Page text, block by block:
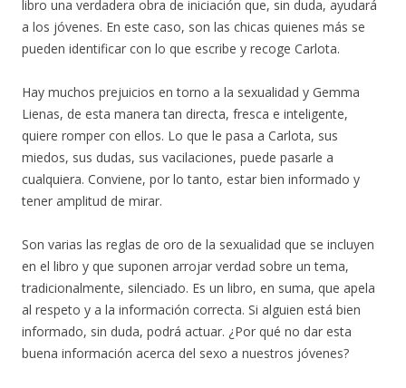
libro una verdadera obra de iniciación que, sin duda, ayudará
a los jóvenes. En este caso, son las chicas quienes más se
pueden identificar con lo que escribe y recoge Carlota.
Hay muchos prejuicios en torno a la sexualidad y Gemma
Lienas, de esta manera tan directa, fresca e inteligente,
quiere romper con ellos. Lo que le pasa a Carlota, sus
miedos, sus dudas, sus vacilaciones, puede pasarle a
cualquiera. Conviene, por lo tanto, estar bien informado y
tener amplitud de mirar.
Son varias las reglas de oro de la sexualidad que se incluyen
en el libro y que suponen arrojar verdad sobre un tema,
tradicionalmente, silenciado. Es un libro, en suma, que apela
al respeto y a la información correcta. Si alguien está bien
informado, sin duda, podrá actuar. ¿Por qué no dar esta
buena información acerca del sexo a nuestros jóvenes?